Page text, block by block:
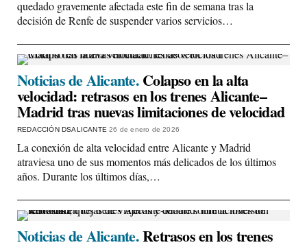
quedado gravemente afectada este fin de semana tras la
decisión de Renfe de suspender varios servicios…
Noticias de Alicante.Colapso en la alta
velocidad: retrasos en los trenes Alicante–
Madrid tras nuevas limitaciones de velocidad
REDACCIÓN DSALICANTE26 de enero de 2026
La conexión de alta velocidad entre Alicante y Madrid
atraviesa uno de sus momentos más delicados de los últimos
años. Durante los últimos días,…
Noticias de Alicante.Retrasos en los trenes